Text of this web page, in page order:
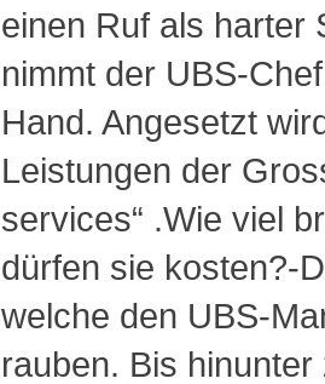
einen Ruf als harter
nimmt der UBS-
Hand. Angesetzt
Leistungen der
services“ .Wie viel
dürfen sie kosten?-
welche den UBS-
rauben. Bis